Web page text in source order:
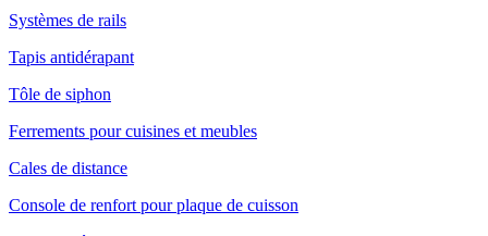
Systèmes de rails
Tapis antidérapant
Tôle de siphon
Ferrements pour cuisines et meubles
Cales de distance
Console de renfort pour plaque de cuisson